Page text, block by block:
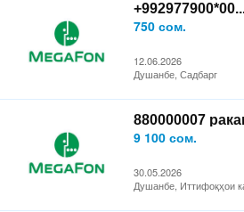
750 сом.
12.06.2026
Душанбе, Садбарг
880000007
9 100 сом.
30.05.2026
Душанбе, Иттифоқҳои